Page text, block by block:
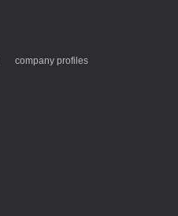
company profiles